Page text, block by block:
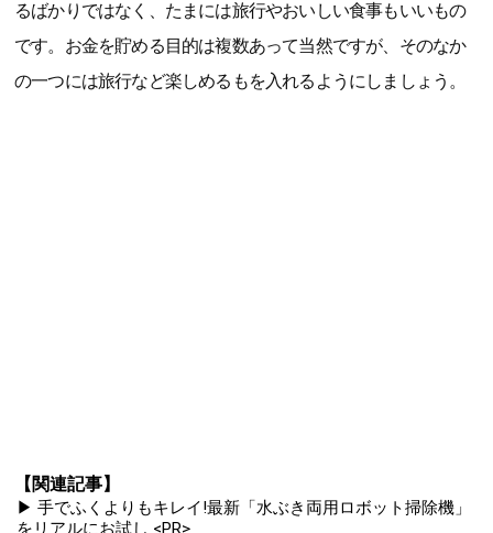
るばかりではなく、たまには旅行やおいしい食事もいいもの
です。お金を貯める目的は複数あって当然ですが、そのなか
の一つには旅行など楽しめるもを入れるようにしましょう。
【関連記事】
▶ 手でふくよりもキレイ!最新「水ぶき両用ロボット掃除機」
をリアルにお試し <PR>